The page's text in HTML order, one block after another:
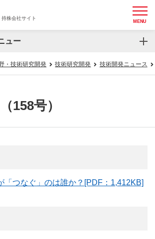
持株会社サイト MENU
ュー
・技術研究開発 技術研究開発 技術開発ニュース
158号）
「つなぐ」のは誰か？[PDF：1,412KB]